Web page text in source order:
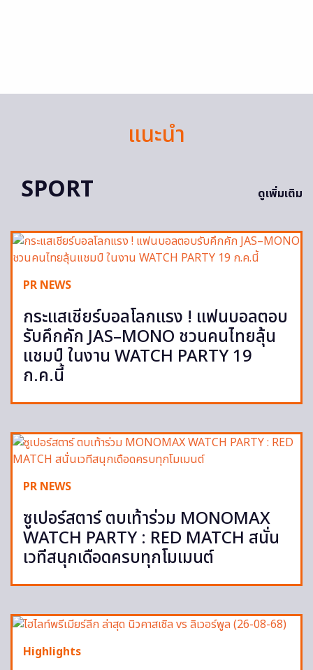
แนะนำ
SPORT
ดูเพิ่มเติม
PR NEWS
กระแสเชียร์บอลโลกแรง ! แฟนบอลตอบ
รับคึกคัก JAS–MONO ชวนคนไทยลุ้น
แชมป์ ในงาน WATCH PARTY 19
ก.ค.นี้
PR NEWS
ซูเปอร์สตาร์ ตบเท้าร่วม MONOMAX
WATCH PARTY : RED MATCH สนั่น
เวทีสนุกเดือดครบทุกโมเมนต์
Highlights